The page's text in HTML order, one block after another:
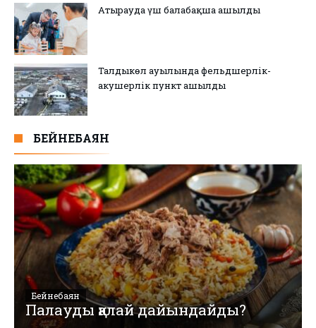
Атырауда үш балабақша ашылды
Талдыкөл ауылында фельдшерлік-
акушерлік пункт ашылды
БЕЙНЕБАЯН
Бейнебаян
Палауды қалай дайындайды?